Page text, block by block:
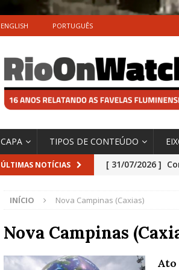
ENGLISH PORTUGUÊS
CAPA TIPOS DE CONTEÚDO
ÚLTIMAS NOTÍCIAS [ 31/07/2026 ]
[ 29/07/2026 ]
São o Cadinho
Precisamos’,
Especial do
INÍCIO Nova Campinas (Caxias)
Nova Campinas
Ato